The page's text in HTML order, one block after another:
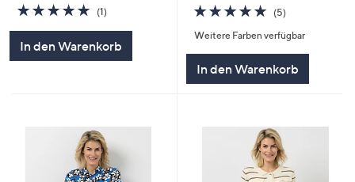
5.0
von
(1)1
In den Warenkorb
5.0
von
5
(5)5
Weitere Farben verfügbar
In den Warenkorb